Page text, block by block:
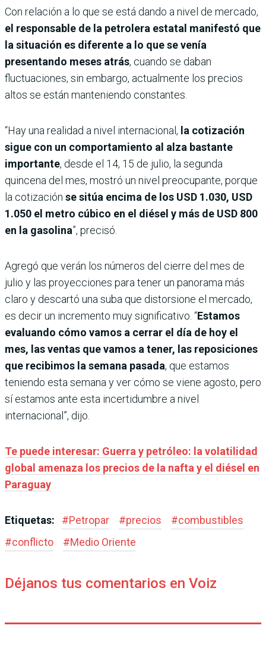
Con relación a lo que se está dando a nivel de mercado,
el responsable de la petrolera estatal manifestó que
la situación es diferente a lo que se venía
presentando meses atrás, cuando se daban
fluctuaciones, sin embargo, actualmente los precios
altos se están manteniendo constantes.
“Hay una realidad a nivel internacional, la cotización
sigue con un comportamiento al alza bastante
importante, desde el 14, 15 de julio, la segunda
quincena del mes, mostró un nivel preocupante, porque
la cotización se sitúa encima de los USD 1.030, USD
1.050 el metro cúbico en el diésel y más de USD 800
en la gasolina”, precisó.
Agregó que verán los números del cierre del mes de
julio y las proyecciones para tener un panorama más
claro y descartó una suba que distorsione el mercado,
es decir un incremento muy significativo. “Estamos
evaluando cómo vamos a cerrar el día de hoy el
mes, las ventas que vamos a tener, las reposiciones
que recibimos la semana pasada, que estamos
teniendo esta semana y ver cómo se viene agosto, pero
sí estamos ante esta incertidumbre a nivel
internacional”, dijo.
Te puede interesar: Guerra y petróleo: la volatilidad
global amenaza los precios de la nafta y el diésel en
Paraguay
Etiquetas: #Petropar #precios #combustibles
#conflicto #Medio Oriente
Déjanos tus comentarios en Voiz